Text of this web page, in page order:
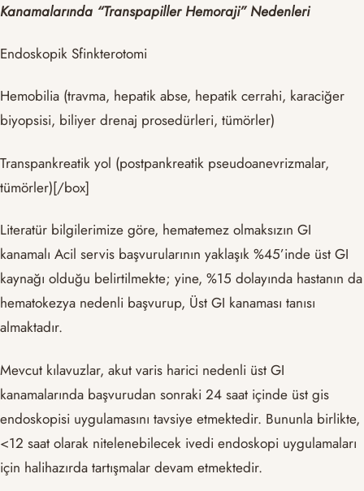
Kanamalarında “Transpapiller Hemoraji” Nedenleri
Endoskopik Sfinkterotomi
Hemobilia (travma, hepatik abse, hepatik cerrahi, karaciğer
biyopsisi, biliyer drenaj prosedürleri, tümörler)
Transpankreatik yol (postpankreatik pseudoanevrizmalar,
tümörler)[/box]
Literatür bilgilerimize göre, hematemez olmaksızın GI
kanamalı Acil servis başvurularının yaklaşık %45’inde üst GI
kaynağı olduğu belirtilmekte; yine, %15 dolayında hastanın da
hematokezya nedenli başvurup, Üst GI kanaması tanısı
almaktadır.
Mevcut kılavuzlar, akut varis harici nedenli üst GI
kanamalarında başvurudan sonraki 24 saat içinde üst gis
endoskopisi uygulamasını tavsiye etmektedir. Bununla birlikte,
<12 saat olarak nitelenebilecek ivedi endoskopi uygulamaları
için halihazırda tartışmalar devam etmektedir.